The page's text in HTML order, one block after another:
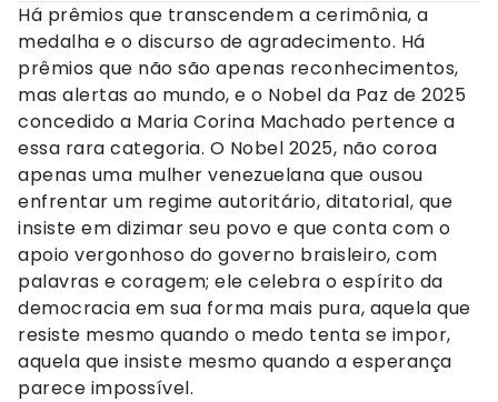
Há prêmios que transcendem a cerimônia, a
medalha e o discurso de agradecimento. Há
prêmios que não são apenas reconhecimentos,
mas alertas ao mundo, e o Nobel da Paz de 2025
concedido a Maria Corina Machado pertence a
essa rara categoria. O Nobel 2025, não coroa
apenas uma mulher venezuelana que ousou
enfrentar um regime autoritário, ditatorial, que
insiste em dizimar seu povo e que conta com o
apoio vergonhoso do governo braisleiro, com
palavras e coragem; ele celebra o espírito da
democracia em sua forma mais pura, aquela que
resiste mesmo quando o medo tenta se impor,
aquela que insiste mesmo quando a esperança
parece impossível.